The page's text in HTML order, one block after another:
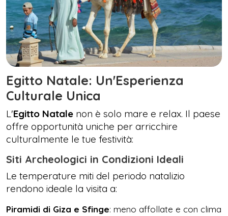
Egitto Natale: Un'Esperienza
Culturale Unica
L'Egitto Natale non è solo mare e relax. Il paese
offre opportunità uniche per arricchire
culturalmente le tue festività:
Siti Archeologici in Condizioni Ideali
Le temperature miti del periodo natalizio
rendono ideale la visita a:
Piramidi di Giza e Sfinge: meno affollate e con clima